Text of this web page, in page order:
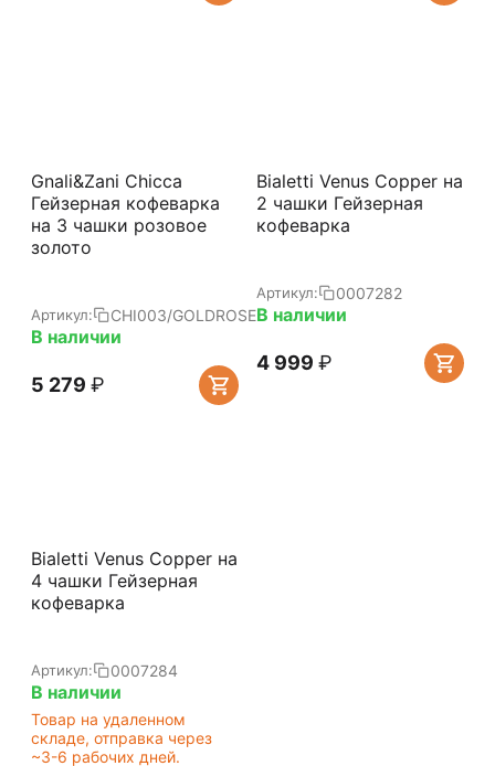
Gnali&Zani Chicca
Гейзерная кофеварка
на 3 чашки розовое
золото
Артикул: CHI003/GOLDROSE
В наличии
5 279 ₽
Bialetti Venus Copper на
2 чашки Гейзерная
кофеварка
Артикул: 0007282
В наличии
4 999 ₽
Bialetti Venus Copper на
4 чашки Гейзерная
кофеварка
Артикул: 0007284
В наличии
Товар на удаленном
складе, отправка через
~3-6 рабочих дней.